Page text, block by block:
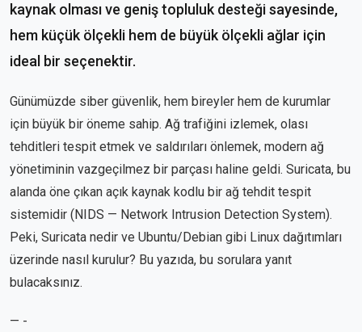
kaynak olması ve geniş topluluk desteği sayesinde,
hem küçük ölçekli hem de büyük ölçekli ağlar için
ideal bir seçenektir.
Günümüzde siber güvenlik, hem bireyler hem de kurumlar
için büyük bir öneme sahip. Ağ trafiğini izlemek, olası
tehditleri tespit etmek ve saldırıları önlemek, modern ağ
yönetiminin vazgeçilmez bir parçası haline geldi. Suricata, bu
alanda öne çıkan açık kaynak kodlu bir ağ tehdit tespit
sistemidir (NIDS — Network Intrusion Detection System).
Peki, Suricata nedir ve Ubuntu/Debian gibi Linux dağıtımları
üzerinde nasıl kurulur? Bu yazıda, bu sorulara yanıt
bulacaksınız.
— -